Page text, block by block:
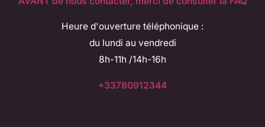
Heure d'ouverture téléphonique :
du lundi au vendredi
8h-11h /14h-16h
+33780912344